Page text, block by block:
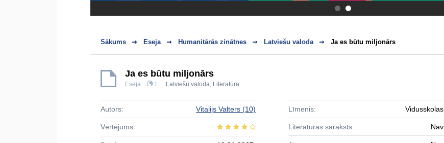
.
Sākums Eseja Humanitārās zinātnes Latviešu valoda Ja es būtu miljonārs
Ja es būtu miljonārs
Eseja 1 Latviešu valoda, Literatūra
Autors: Vitalijs Valters (10)
Vērtējums:
Līmenis: Vidusskolas
Literatūras saraksts: Nav